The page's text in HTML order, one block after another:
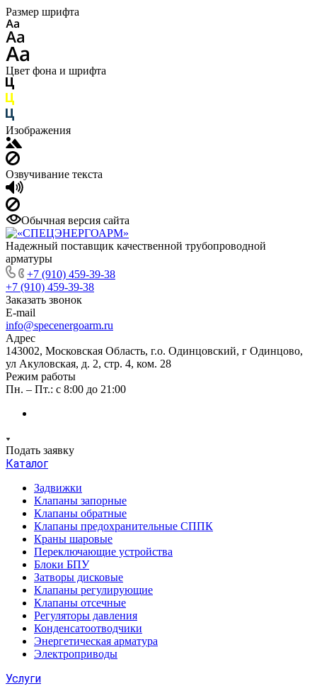
Размер шрифта
Цвет фона и шрифта
Изображения
Озвучивание текста
Обычная версия сайта
Надежный поставщик качественной трубопроводной
арматуры
+7 (910) 459-39-38
+7 (910) 459-39-38
Заказать звонок
E-mail
info@specenergoarm.ru
Адрес
143002, Московская Область, г.о. Одинцовский, г Одинцово,
ул Акуловская, д. 2, стр. 4, ком. 28
Режим работы
Пн. – Пт.: с 8:00 до 21:00
Подать заявку
Каталог
Задвижки
Клапаны запорные
Клапаны обратные
Клапаны предохранительные СППК
Краны шаровые
Переключающие устройства
Блоки БПУ
Затворы дисковые
Клапаны регулирующие
Клапаны отсечные
Регуляторы давления
Конденсатоотводчики
Энергетическая арматура
Электроприводы
Услуги